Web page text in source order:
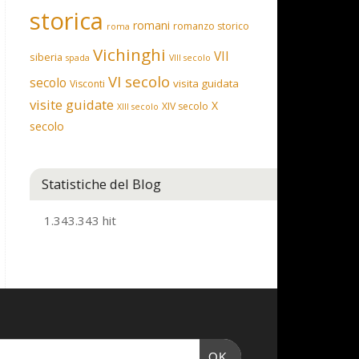
storica roma romani romanzo storico
siberia spada Vichinghi VIII secolo VII
secolo Visconti VI secolo visita guidata
visite guidate XIII secolo XIV secolo X
secolo
Statistiche del Blog
1.343.343 hit